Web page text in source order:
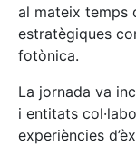
al mateix temps
estratègiques
fotònica.
La jornada va
i entitats
experiències